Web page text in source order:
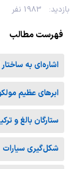
بازدید:
1983 نفر
فهرست مطالب
اشاره‌ای به ساختار
ابرهای عظیم
ستارگان بالغ و
شکل‌گیری سیارات